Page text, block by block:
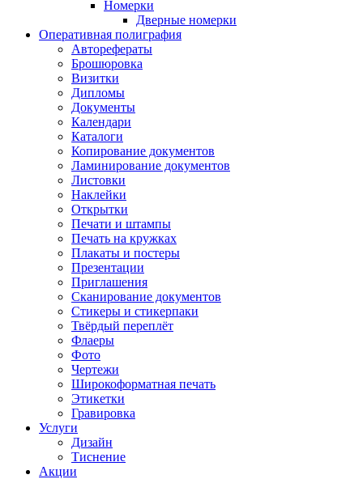
Номерки
Дверные номерки
Оперативная полиграфия
Авторефераты
Брошюровка
Визитки
Дипломы
Документы
Календари
Каталоги
Копирование документов
Ламинирование документов
Листовки
Наклейки
Открытки
Печати и штампы
Печать на кружках
Плакаты и постеры
Презентации
Приглашения
Сканирование документов
Стикеры и стикерпаки
Твёрдый переплёт
Флаеры
Фото
Чертежи
Широкоформатная печать
Этикетки
Гравировка
Услуги
Дизайн
Тиснение
Акции